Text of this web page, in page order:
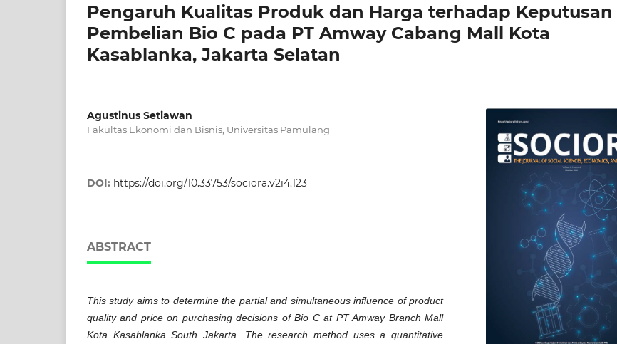
Pengaruh Kualitas Produk dan Harga terhadap Keputusan
Pembelian Bio C pada PT Amway Cabang Mall Kota
Kasablanka, Jakarta Selatan
Agustinus Setiawan
Fakultas Ekonomi dan Bisnis, Universitas Pamulang
DOI: https://doi.org/10.33753/sociora.v2i4.123
ABSTRACT
This study aims to determine the partial and simultaneous influence of product
quality and price on purchasing decisions of Bio C at PT Amway Branch Mall
Kota Kasablanka South Jakarta. The research method uses a quantitative